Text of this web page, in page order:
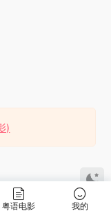
粤语电影 我的
)